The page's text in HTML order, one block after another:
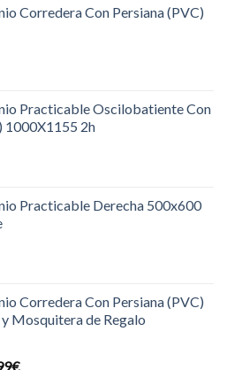
Corredera Con Persiana (PVC)
Practicable Oscilobatiente Con
1000X1155 2h
Practicable Derecha 500x600
Corredera Con Persiana (PVC)
Mosquitera de Regalo
€El